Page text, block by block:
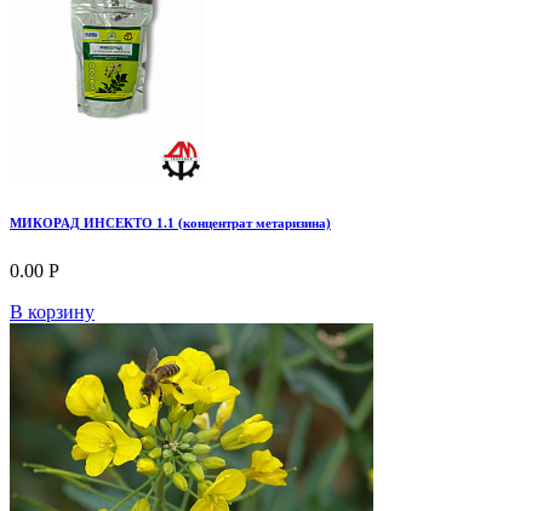
МИКОРАД ИНСЕКТО 1.1 (концентрат метаризина)
0.00 Р
В корзину